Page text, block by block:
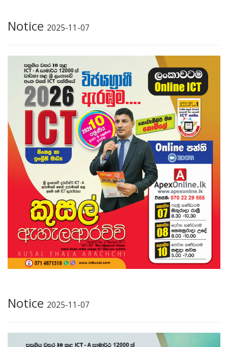
Notice 2025-11-07
Notice 2025-11-07